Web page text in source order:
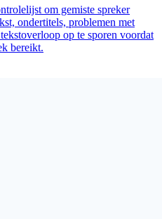
om gemiste spreker
ondertitels, problemen met
op te sporen voordat
bereikt.